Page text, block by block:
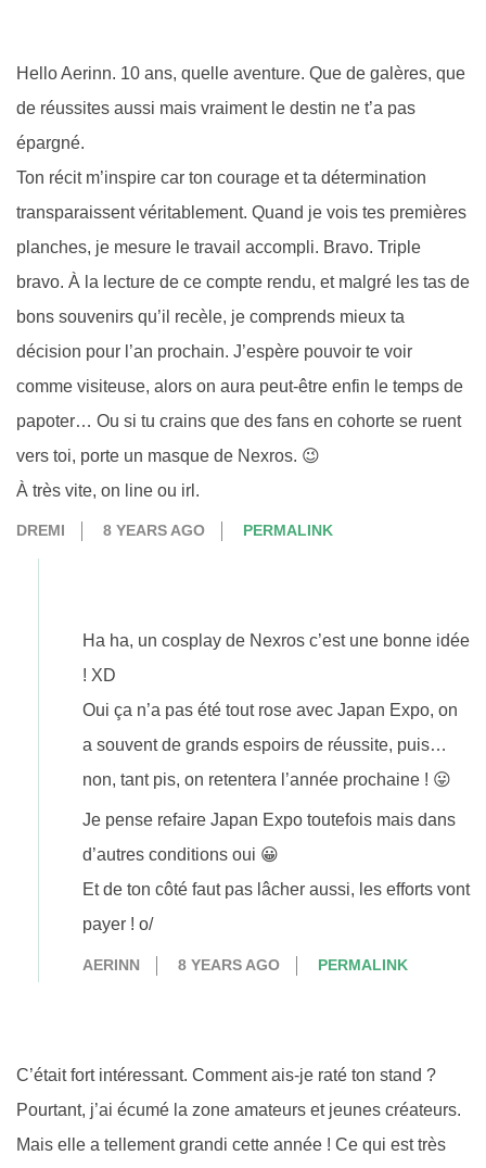
Hello Aerinn. 10 ans, quelle aventure. Que de galères, que
de réussites aussi mais vraiment le destin ne t’a pas
épargné.
Ton récit m’inspire car ton courage et ta détermination
transparaissent véritablement. Quand je vois tes premières
planches, je mesure le travail accompli. Bravo. Triple
bravo. À la lecture de ce compte rendu, et malgré les tas de
bons souvenirs qu’il recèle, je comprends mieux ta
décision pour l’an prochain. J’espère pouvoir te voir
comme visiteuse, alors on aura peut-être enfin le temps de
papoter… Ou si tu crains que des fans en cohorte se ruent
vers toi, porte un masque de Nexros. 😉
À très vite, on line ou irl.
DREMI 8 YEARS AGO PERMALINK
Ha ha, un cosplay de Nexros c’est une bonne idée
! XD
Oui ça n’a pas été tout rose avec Japan Expo, on
a souvent de grands espoirs de réussite, puis…
non, tant pis, on retentera l’année prochaine ! 😛
Je pense refaire Japan Expo toutefois mais dans
d’autres conditions oui 😀
Et de ton côté faut pas lâcher aussi, les efforts vont
payer ! o/
AERINN 8 YEARS AGO PERMALINK
C’était fort intéressant. Comment ais-je raté ton stand ?
Pourtant, j’ai écumé la zone amateurs et jeunes créateurs.
Mais elle a tellement grandi cette année ! Ce qui est très